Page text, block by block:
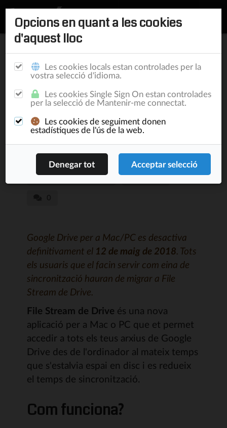
Inici / Publicacions
Google Drive canvia el
model Mac/PC pel File
Stream
Customer Relationship
Lluís Turró Cutiller 12.175
Google Drive per a Mac/PC es desactiva
definitivament el 12 de maig de 2018. Tots
els usuaris que el facin servir com eina de
sincronització hauran de migrar a File
Stream de Drive.
File Stream de Drive és una nova
aplicació per a Mac o PC que et permet
accedir a tots els teus arxius de Google
Drive des de l'ordinador al mateix temps
que s'estalvia espai en disc i es redueix
el temps de sincronització.
Com funciona?
Opcions en quant a les cookies
d'aquest lloc
Les cookies locals estan controlades per la
vostra selecció d'idioma.
Les cookies Single Sign On estan controlades
per la selecció de Mantenir-me connectat.
Les cookies de seguiment donen
estadístiques de l'ús de la web.